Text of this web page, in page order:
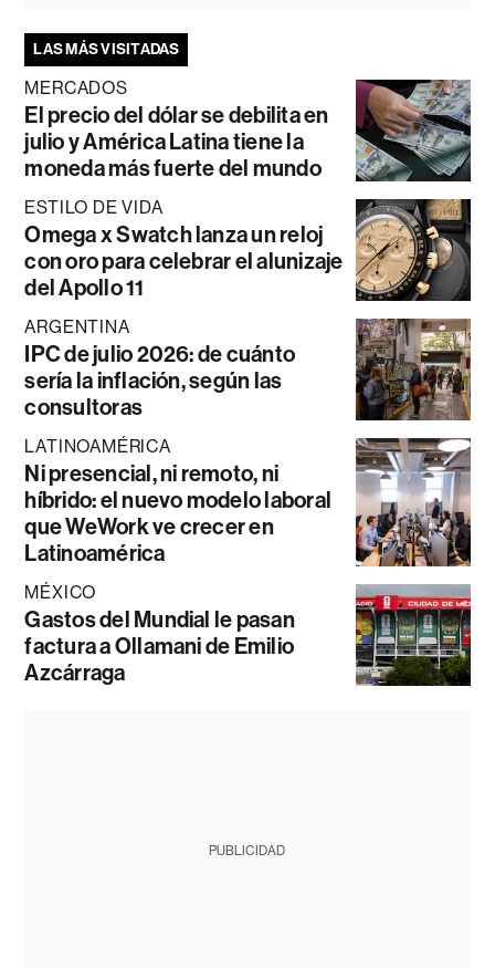
LAS MÁS VISITADAS
MERCADOS
El precio del dólar se debilita en
julio y América Latina tiene la
moneda más fuerte del mundo
ESTILO DE VIDA
Omega x Swatch lanza un reloj
con oro para celebrar el alunizaje
del Apollo 11
ARGENTINA
IPC de julio 2026: de cuánto
sería la inflación, según las
consultoras
LATINOAMÉRICA
Ni presencial, ni remoto, ni
híbrido: el nuevo modelo laboral
que WeWork ve crecer en
Latinoamérica
MÉXICO
Gastos del Mundial le pasan
factura a Ollamani de Emilio
Azcárraga
PUBLICIDAD